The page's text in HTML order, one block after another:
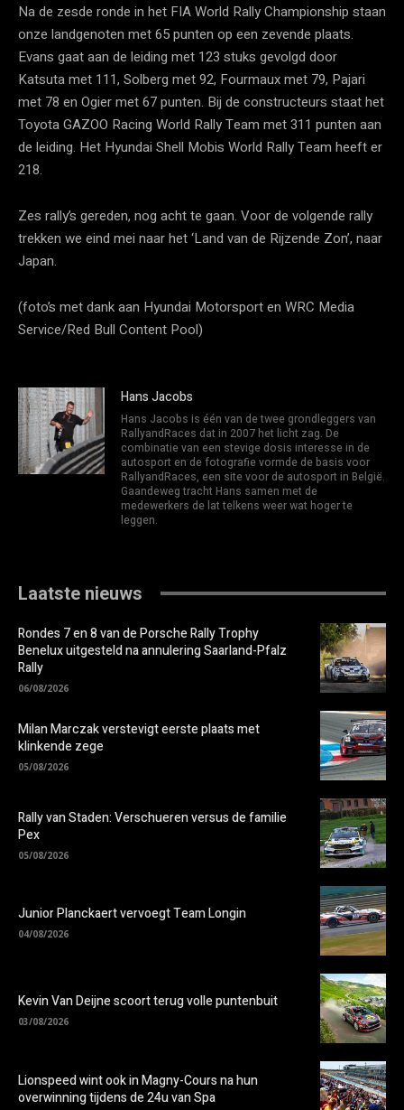
Na de zesde ronde in het FIA World Rally Championship staan
onze landgenoten met 65 punten op een zevende plaats.
Evans gaat aan de leiding met 123 stuks gevolgd door
Katsuta met 111, Solberg met 92, Fourmaux met 79, Pajari
met 78 en Ogier met 67 punten. Bij de constructeurs staat het
Toyota GAZOO Racing World Rally Team met 311 punten aan
de leiding. Het Hyundai Shell Mobis World Rally Team heeft er
218.
Zes rally’s gereden, nog acht te gaan. Voor de volgende rally
trekken we eind mei naar het ‘Land van de Rijzende Zon’, naar
Japan.
(foto’s met dank aan Hyundai Motorsport en WRC Media
Service/Red Bull Content Pool)
Hans Jacobs
Hans Jacobs is één van de twee grondleggers van
RallyandRaces dat in 2007 het licht zag. De
combinatie van een stevige dosis interesse in de
autosport en de fotografie vormde de basis voor
RallyandRaces, een site voor de autosport in België.
Gaandeweg tracht Hans samen met de
medewerkers de lat telkens weer wat hoger te
leggen.
Laatste nieuws
Rondes 7 en 8 van de Porsche Rally Trophy
Benelux uitgesteld na annulering Saarland-Pfalz
Rally
06/08/2026
Milan Marczak verstevigt eerste plaats met
klinkende zege
05/08/2026
Rally van Staden: Verschueren versus de familie
Pex
05/08/2026
Junior Planckaert vervoegt Team Longin
04/08/2026
Kevin Van Deijne scoort terug volle puntenbuit
03/08/2026
Lionspeed wint ook in Magny-Cours na hun
overwinning tijdens de 24u van Spa